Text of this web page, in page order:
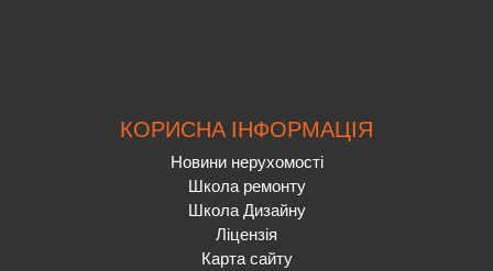
КОРИСНА ІНФОРМАЦІЯ
Новини нерухомості
Школа ремонту
Школа Дизайну
Ліцензія
Карта сайту